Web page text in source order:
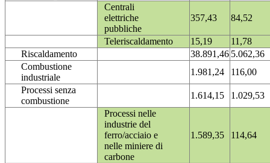
Centrali
elettriche
pubbliche
357,43 84,52
Teleriscaldamento 15,19
11,78
Riscaldamento
38.891,46 5.062,36
Combustione
industriale
1.981,24
116,00
Processi senza
combustione
1.614,15
1.029,53
Processi nelle
industrie del
ferro/acciaio e
nelle miniere di
carbone
1.589,35 114,64